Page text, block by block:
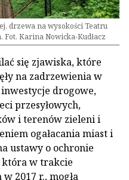
drzewa na wysokości Teatru
Fot. Karina Nowicka-Kudłacz
się zjawiska, które
na zadrzewienia w
drogowe,
przesyłowych,
i terenów zieleni i
ogałacania miast i
ustawy o ochronie
która w trakcie
2017 r., mogła